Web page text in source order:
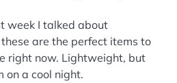
week I talked about
are the perfect items to
right now. Lightweight, but
on a cool night.